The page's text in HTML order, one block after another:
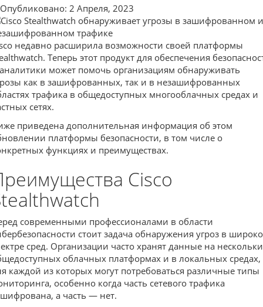
Опубликовано: 2 Апреля, 2023
недавно расширила возможности своей платформы
Теперь этот продукт для обеспечения
может помочь организациям обнаруживать
как в зашифрованных, так и в незашифрованных
трафика в общедоступных многооблачных средах и
сетях.
приведена дополнительная информация об этом
платформы безопасности, в том числе о
функциях и преимуществах.
Cisco
современными профессионалами в области
стоит задача обнаружения угроз в
сред. Организации часто хранят данные на
облачных платформах и в локальных средах,
каждой из которых могут потребоваться различные типы
особенно когда часть сетевого трафика
а часть — нет.